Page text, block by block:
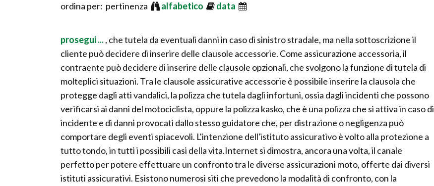
deve incl
concedono
ordina per: pertinenza alfabetico data
prosegui ..., che tutela da eventuali danni in caso di sinistro stradale, ma nella sottoscrizione il
cliente può decidere di inserire delle clausole accessorie. Come assicurazione accessoria, il
contraente può decidere di inserire delle clausole opzionali, che svolgono la funzione di tutela di
molteplici situazioni. Tra le clausole assicurative accessorie è possibile inserire la clausola che
protegge dagli atti vandalici, la polizza che tutela dagli infortuni, ossia dagli incidenti che possono
verificarsi ai danni del motociclista, oppure la polizza kasko, che è una polizza che si attiva in caso di
incidente e di danni provocati dallo stesso guidatore che, per distrazione o negligenza può
comportare degli eventi spiacevoli. L'intenzione dell'istituto assicurativo è volto alla protezione a
tutto tondo, in tutti i possibili casi della vita.Internet si dimostra, ancora una volta, il canale
perfetto per potere effettuare un confronto tra le diverse assicurazioni moto, offerte dai diversi
istituti assicurativi. Esistono numerosi siti che prevedono la modalità di confronto, con la